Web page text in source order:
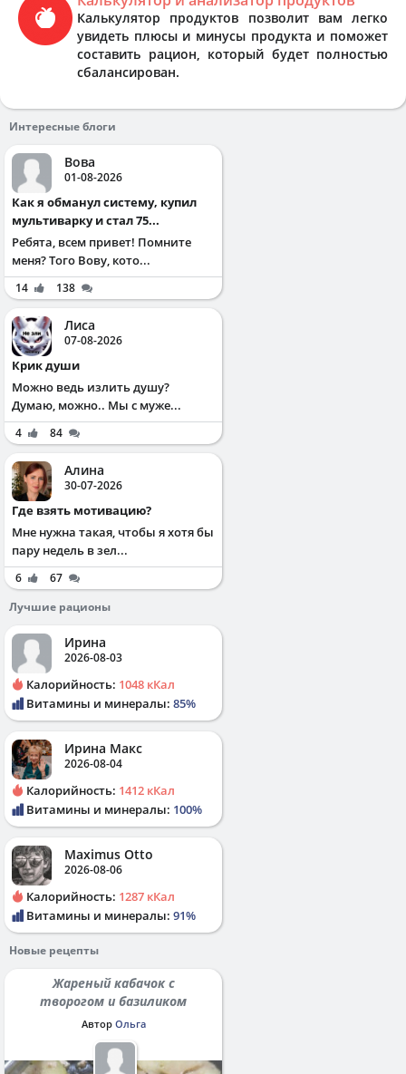
Калькулятор продуктов позволит вам легко
увидеть плюсы и минусы продукта и поможет
составить рацион, который будет полностью
сбалансирован.
Интересные блоги
Вова
01-08-2026
Как я обманул систему, купил
мультиварку и стал 75...
Ребята, всем привет! Помните
меня? Того Вову, кото...
14 138
Лиса
07-08-2026
Крик души
Можно ведь излить душу?
Думаю, можно.. Мы с муже...
4 84
Алина
30-07-2026
Где взять мотивацию?
Мне нужна такая, чтобы я хотя бы
пару недель в зел...
6
67
Лучшие рационы
Ирина
2026-08-03
Калорийность: 1048 кКал
Витамины и минералы: 85%
Ирина Макс
2026-08-04
Калорийность: 1412 кКал
Витамины и минералы: 100%
Maximus Otto
2026-08-06
Калорийность: 1287 кКал
Витамины и минералы: 91%
Новые рецепты
Жареный кабачок с
творогом и базиликом
Автор Ольга